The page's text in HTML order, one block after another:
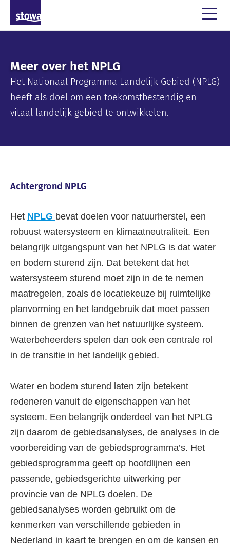
Meer over het NPLG
Het Nationaal Programma Landelijk Gebied (NPLG)
heeft als doel om een toekomstbestendig en
vitaal landelijk gebied te ontwikkelen.
Achtergrond NPLG
Het NPLG bevat doelen voor natuurherstel, een
robuust watersysteem en klimaatneutraliteit. Een
belangrijk uitgangspunt van het NPLG is dat water
en bodem sturend zijn. Dat betekent dat het
watersysteem sturend moet zijn in de te nemen
maatregelen, zoals de locatiekeuze bij ruimtelijke
planvorming en het landgebruik dat moet passen
binnen de grenzen van het natuurlijke systeem.
Waterbeheerders spelen dan ook een centrale rol
in de transitie in het landelijk gebied.
Water en bodem sturend laten zijn betekent
redeneren vanuit de eigenschappen van het
systeem. Een belangrijk onderdeel van het NPLG
zijn daarom de gebiedsanalyses, de analyses in de
voorbereiding van de gebiedsprogramma’s. Het
gebiedsprogramma geeft op hoofdlijnen een
passende, gebiedsgerichte uitwerking per
provincie van de NPLG doelen. De
gebiedsanalyses worden gebruikt om de
kenmerken van verschillende gebieden in
Nederland in kaart te brengen en om de kansen en